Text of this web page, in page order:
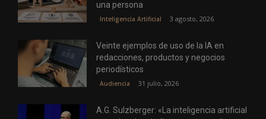
una persona
Inteligencia Artificial 3 agosto, 2026
Veinte ejemplos de uso de la IA en
redacciones, productos y negocios
periodísticos
Audiencia 31 julio, 2026
A.G. Sulzberger: «La inteligencia artificial